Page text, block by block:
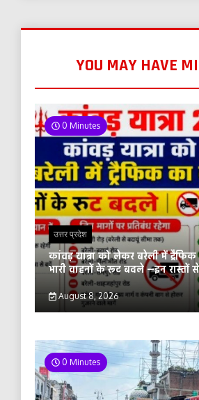
YOU MAY HAVE
0 Minutes
उत्तर प्रदेश
कांवड़ यात्रा को लेकर बरेली में
भारी वाहनों के रूट बदले —इन रास्तों
August 8, 2026
0 Minutes